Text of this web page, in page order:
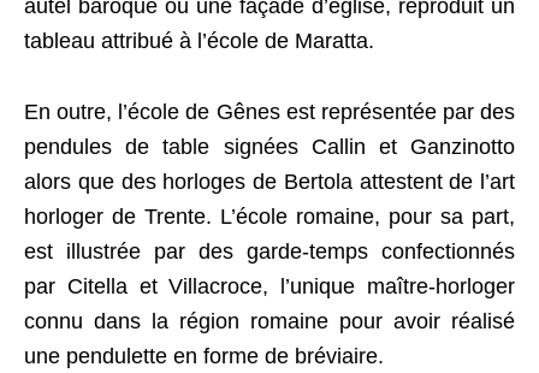
autel baroque ou une façade d’église, reproduit un
tableau attribué à l’école de Maratta.
En outre, l’école de Gênes est représentée par des
pendules de table signées Callin et Ganzinotto
alors que des horloges de Bertola attestent de l’art
horloger de Trente. L’école romaine, pour sa part,
est illustrée par des garde-temps confectionnés
par Citella et Villacroce, l’unique maître-horloger
connu dans la région romaine pour avoir réalisé
une pendulette en forme de bréviaire.